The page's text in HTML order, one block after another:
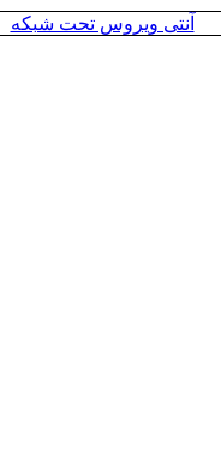
آنتی ویروس تحت شبکه